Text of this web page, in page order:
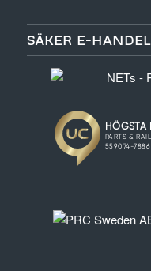
SÄKER E-HANDEL